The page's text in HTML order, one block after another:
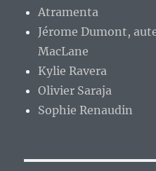
Atramenta
Jérome Dumont,
MacLane
Kylie Ravera
Olivier Saraja
Sophie Renaudin